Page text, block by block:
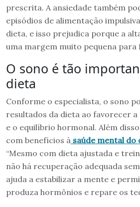
prescrita. A ansiedade também
episódios de alimentação
dieta, e isso prejudica porque a
uma margem muito pequena para
O sono é tão
dieta
Conforme o especialista, o sono
resultados da dieta ao favorecer
e o equilíbrio hormonal. Além
com benefícios à saúde mental
“Mesmo com dieta ajustada e
não há recuperação adequada
ajuda a estabilizar a mente e
produza hormônios e repare os